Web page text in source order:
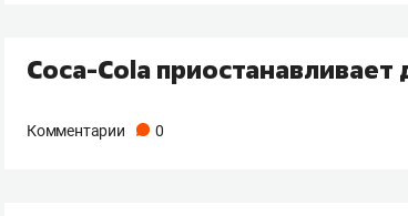
Coca-Cola
Комментарии 0